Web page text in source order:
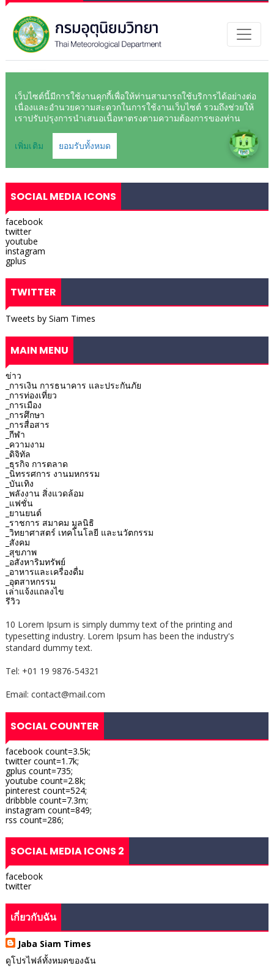
SOCIAL MEDIA ICONS
facebook
twitter
youtube
instagram
gplus
TWITTER
Tweets by Siam Times
MAIN MENU
ข่าว
_การเงิน การธนาคาร และประกันภัย
_การท่องเที่ยว
_การเมือง
_การศึกษา
_การสื่อสาร
_กีฬา
_ความงาม
_ดิจิทัล
_ธุรกิจ การตลาด
_นิทรรศการ งานมหกรรม
_บันเทิง
_พลังงาน สิ่งแวดล้อม
_แฟชั่น
_ยานยนต์
_ราชการ สมาคม มูลนิธิ
_วิทยาศาสตร์ เทคโนโลยี และนวัตกรรม
_สังคม
_สุขภาพ
_อสังหาริมทรัพย์
_อาหารและเครื่องดื่ม
_อุตสาหกรรม
เล่าแจ้งแถลงไข
รีวิว
10 Lorem Ipsum is simply dummy text of the printing and
typesetting industry. Lorem Ipsum has been the industry's
standard dummy text.
Tel: +01 19 9876-54321
Email: contact@mail.com
SOCIAL COUNTER
facebook count=3.5k;
twitter count=1.7k;
gplus count=735;
youtube count=2.8k;
pinterest count=524;
dribbble count=7.3m;
instagram count=849;
rss count=286;
SOCIAL MEDIA ICONS 2
facebook
twitter
เกี่ยวกับฉัน
Jaba Siam Times
ดูโปรไฟล์ทั้งหมดของฉัน